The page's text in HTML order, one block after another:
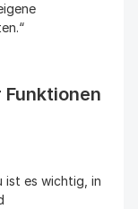
ist es wichtig, in